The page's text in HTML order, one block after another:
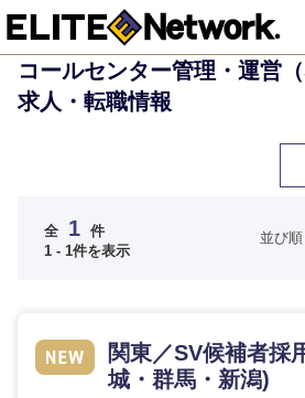
コールセンター管理・運営
求人・転職情報
経営ボー
事業企画・事
経営ボード
エネルギー・資源・環境
北海道
20代
全 1 件
1 - 1件を表示
並び順
関東／SV候補者採
城・群馬・新潟)